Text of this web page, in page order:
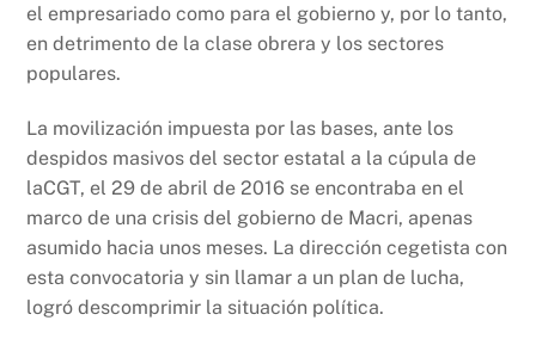
el empresariado como para el gobierno y, por lo tanto,
en detrimento de la clase obrera y los sectores
populares.
La movilización impuesta por las bases, ante los
despidos masivos del sector estatal a la cúpula de
laCGT, el 29 de abril de 2016 se encontraba en el
marco de una crisis del gobierno de Macri, apenas
asumido hacia unos meses. La dirección cegetista con
esta convocatoria y sin llamar a un plan de lucha,
logró descomprimir la situación política.